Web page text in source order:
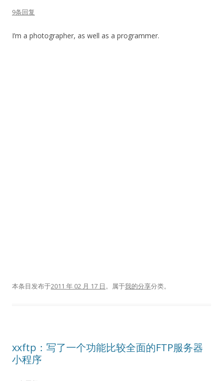
9条回复
I’m a photographer, as well as a programmer.
本条目发布于2011 年 02 月 17 日。属于我的分享分类。
xxftp：写了一个功能比较全面的FTP服务器
小程序